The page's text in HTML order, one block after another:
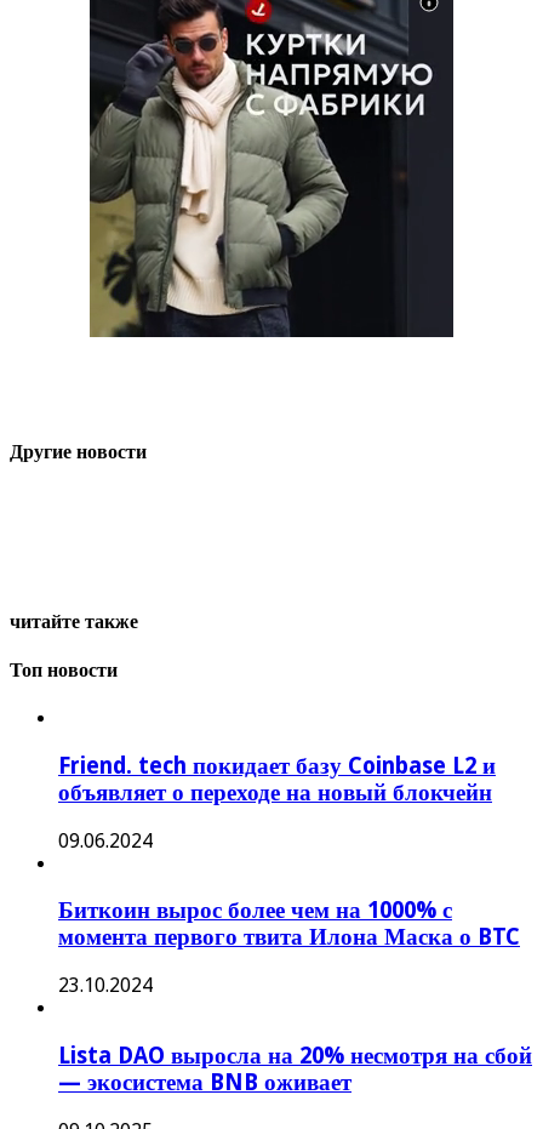
Другие новости
читайте также
Топ новости
Friend. tech покидает базу Coinbase L2 и
объявляет о переходе на новый блокчейн
09.06.2024
Биткоин вырос более чем на 1000% с
момента первого твита Илона Маска о BTC
23.10.2024
Lista DAO выросла на 20% несмотря на сбой
— экосистема BNB оживает